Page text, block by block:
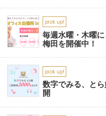
pick up!
毎週水曜・木曜
梅田を開催中！
pick up!
数字でみる、と
開